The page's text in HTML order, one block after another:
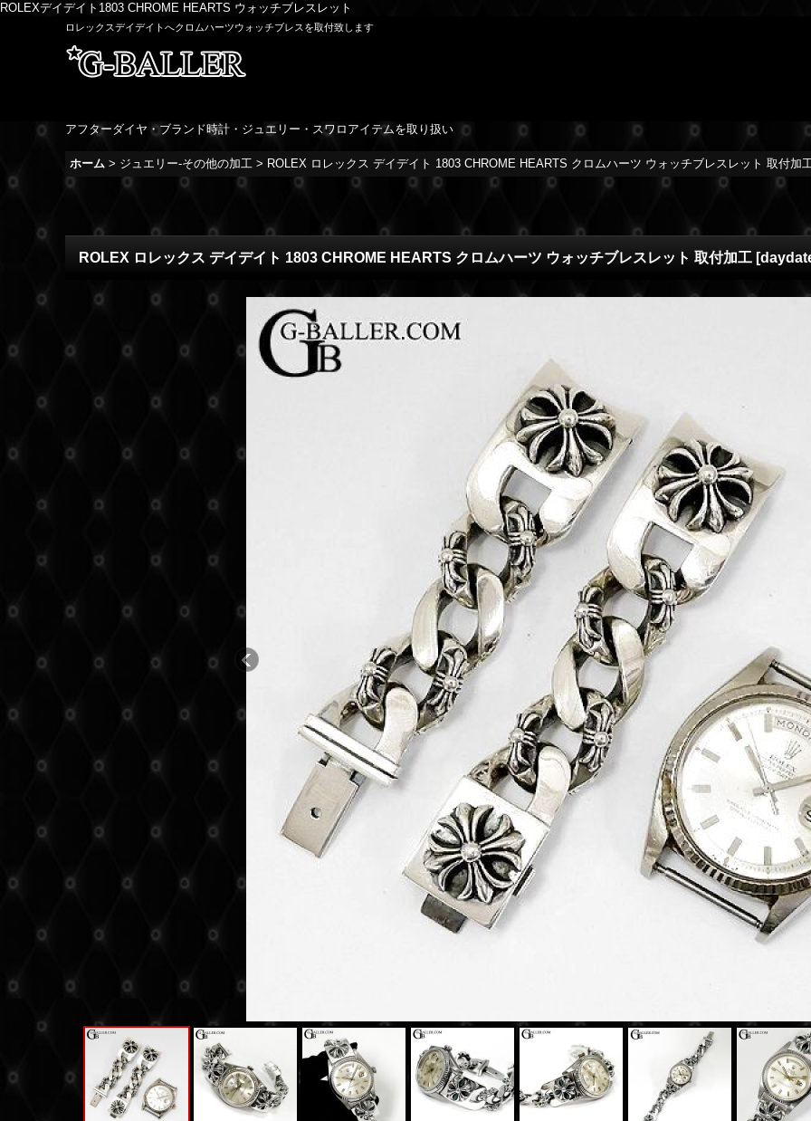
ROLEXデイデイト1803 CHROME HEARTS ウォッチブレスレット
ロレックスデイデイトへクロムハーツウォッチブレスを取付致します
アフターダイヤ・ブランド時計・ジュエリー・スワロアイテムを取り扱い
ホーム > ジュエリー-その他の加工 > ROLEX ロレックス デイデイト 1803 CHROME HEARTS クロムハーツ ウォッチブレスレット 取付加
ROLEX ロレックス デイデイト 1803 CHROME HEARTS クロムハーツ ウォッチブレスレット 取付加工 [